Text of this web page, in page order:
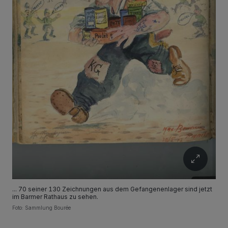
... 70 seiner 130 Zeichnungen aus dem Gefangenenlager sind jetzt
im Barmer Rathaus zu sehen.
Foto: Sammlung Bourée